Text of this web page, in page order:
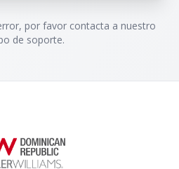
por favor contacta a nuestro
de soporte.